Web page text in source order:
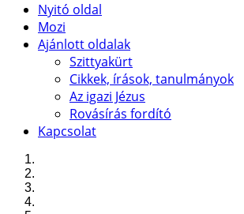
Nyitó oldal
Mozi
Ajánlott oldalak
Szittyakürt
Cikkek, írások, tanulmányok
Az igazi Jézus
Rovásírás fordító
Kapcsolat